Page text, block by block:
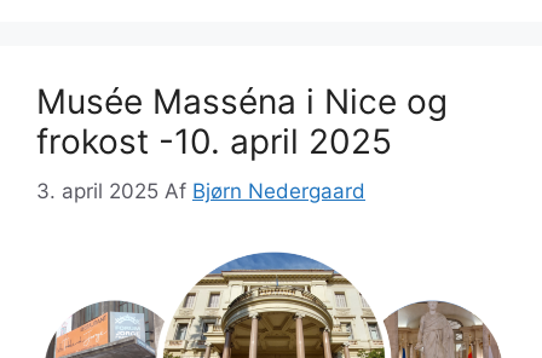
Musée Masséna i Nice og
frokost -10. april 2025
3. april 2025 Af Bjørn Nedergaard